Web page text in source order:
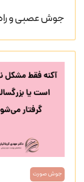
جوش عصبی و
جوش صورت